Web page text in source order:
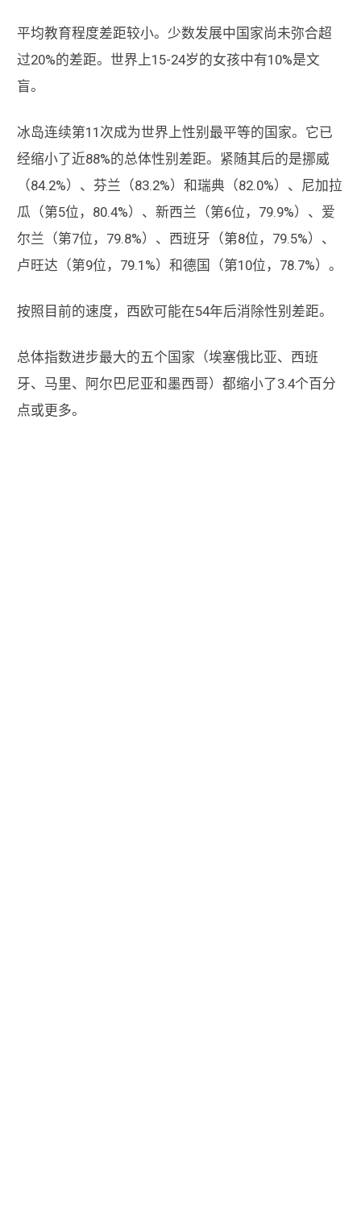
平均教育程度差距较小。少数发展中国家尚未弥合超
过20%的差距。世界上15-24岁的女孩中有10%是文
盲。
冰岛连续第11次成为世界上性别最平等的国家。它已
经缩小了近88%的总体性别差距。紧随其后的是挪威
（84.2%）、芬兰（83.2%）和瑞典（82.0%）、尼加拉
瓜（第5位，80.4%）、新西兰（第6位，79.9%）、爱
尔兰（第7位，79.8%）、西班牙（第8位，79.5%）、
卢旺达（第9位，79.1%）和德国（第10位，78.7%）。
按照目前的速度，西欧可能在54年后消除性别差距。
总体指数进步最大的五个国家（埃塞俄比亚、西班
牙、马里、阿尔巴尼亚和墨西哥）都缩小了3.4个百分
点或更多。